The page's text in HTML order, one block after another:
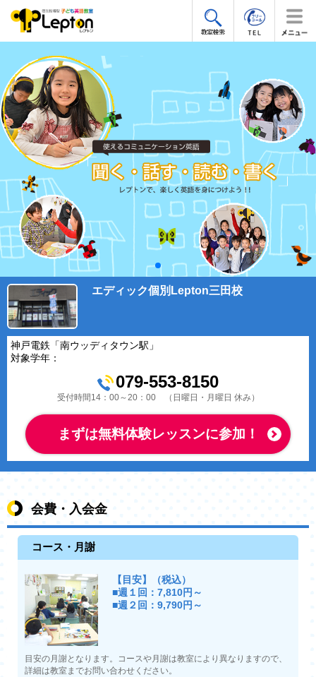
エディック個別Lepton三田校
神戸電鉄「南ウッディタウン駅」
対象学年：
079-553-8150
受付時間14：00～20：00 （日曜日・月曜日 休み）
まずは無料体験レッスンに参加！
会費・入会金
コース・月謝
【目安】（税込）
■週１回：7,810円～
■週２回：9,790円～
目安の月謝となります。コースや月謝は教室により異なりますので、
詳細は教室までお問い合わせください。